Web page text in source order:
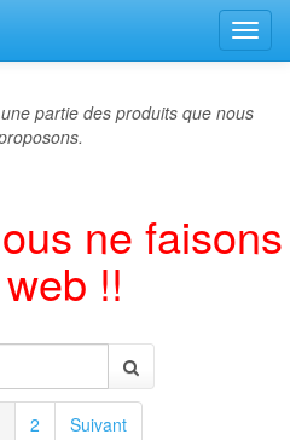
la
partie des produits que nous
ne faisons
!!
2 Suivant